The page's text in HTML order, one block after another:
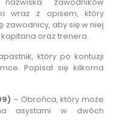
wraz z opisem, który
zawodnicy, aby się w niej
oraz trenera.
który po kontuzji
Popisał się kilkoma
– Obrońca, który może
asystami w dwóch